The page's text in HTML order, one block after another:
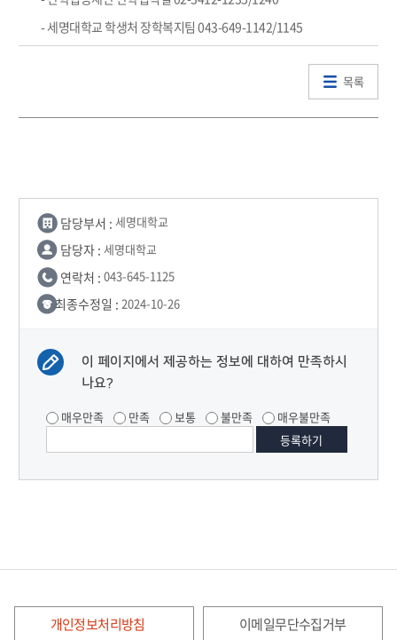
- 세명대학교 학생처 장학복지팀 043-649-1142/1145
목록
담당부서 : 세명대학교
담당자 : 세명대학교
연락처 : 043-645-1125
최종수정일 : 2024-10-26
이 페이지에서 제공하는 정보에 대하여 만족하시
나요?
매우만족 만족 보통 불만족 매우불만족
개인정보처리방침 이메일무단수집거부